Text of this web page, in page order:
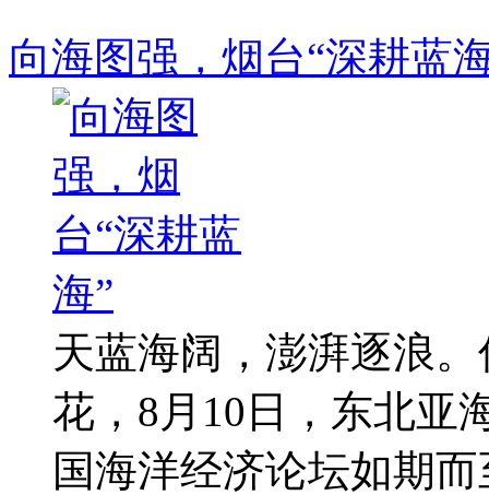
向海图强，烟台“深耕蓝
天蓝海阔，澎湃逐浪
花，8月10日，东北亚
国海洋经济论坛如期